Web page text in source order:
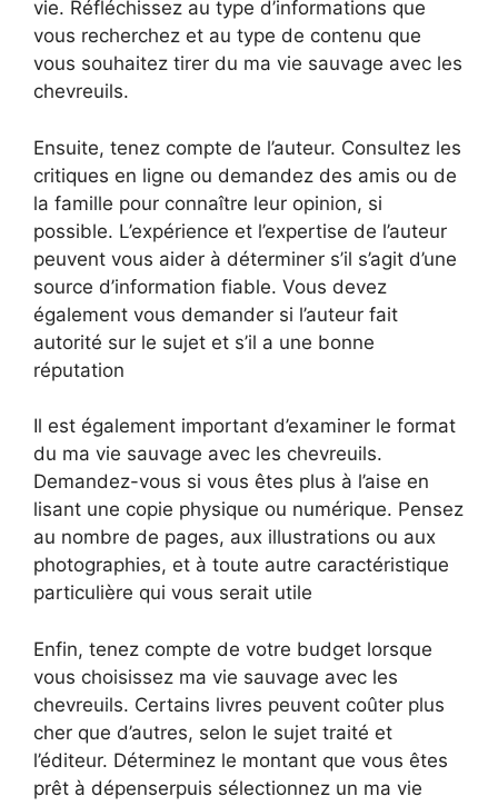
vie. Réfléchissez au type d’informations que
vous recherchez et au type de contenu que
vous souhaitez tirer du ma vie sauvage avec les
chevreuils.
Ensuite, tenez compte de l’auteur. Consultez les
critiques en ligne ou demandez des amis ou de
la famille pour connaître leur opinion, si
possible. L’expérience et l’expertise de l’auteur
peuvent vous aider à déterminer s’il s’agit d’une
source d’information fiable. Vous devez
également vous demander si l’auteur fait
autorité sur le sujet et s’il a une bonne
réputation
Il est également important d’examiner le format
du ma vie sauvage avec les chevreuils.
Demandez-vous si vous êtes plus à l’aise en
lisant une copie physique ou numérique. Pensez
au nombre de pages, aux illustrations ou aux
photographies, et à toute autre caractéristique
particulière qui vous serait utile
Enfin, tenez compte de votre budget lorsque
vous choisissez ma vie sauvage avec les
chevreuils. Certains livres peuvent coûter plus
cher que d’autres, selon le sujet traité et
l’éditeur. Déterminez le montant que vous êtes
prêt à dépenserpuis sélectionnez un ma vie